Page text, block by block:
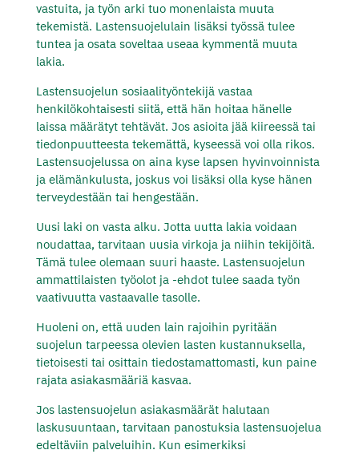
vastuita, ja työn arki tuo monenlaista muuta
tekemistä. Lastensuojelulain lisäksi työssä tulee
tuntea ja osata soveltaa useaa kymmentä muuta
lakia.
Lastensuojelun sosiaalityöntekijä vastaa
henkilökohtaisesti siitä, että hän hoitaa hänelle
laissa määrätyt tehtävät. Jos asioita jää kiireessä tai
tiedonpuutteesta tekemättä, kyseessä voi olla rikos.
Lastensuojelussa on aina kyse lapsen hyvinvoinnista
ja elämänkulusta, joskus voi lisäksi olla kyse hänen
terveydestään tai hengestään.
Uusi laki on vasta alku. Jotta uutta lakia voidaan
noudattaa, tarvitaan uusia virkoja ja niihin tekijöitä.
Tämä tulee olemaan suuri haaste. Lastensuojelun
ammattilaisten työolot ja -ehdot tulee saada työn
vaativuutta vastaavalle tasolle.
Huoleni on, että uuden lain rajoihin pyritään
suojelun tarpeessa olevien lasten kustannuksella,
tietoisesti tai osittain tiedostamattomasti, kun paine
rajata asiakasmääriä kasvaa.
Jos lastensuojelun asiakasmäärät halutaan
laskusuuntaan, tarvitaan panostuksia lastensuojelua
edeltäviin palveluihin. Kun esimerkiksi